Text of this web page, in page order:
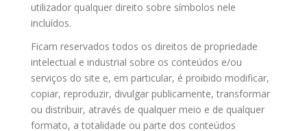
utilizador qualquer direito sobre símbolos nele
incluídos.
Ficam reservados todos os direitos de propriedade
intelectual e industrial sobre os conteúdos e/ou
serviços do site e, em particular, é proibido modificar,
copiar, reproduzir, divulgar publicamente, transformar
ou distribuir, através de qualquer meio e de qualquer
formato, a totalidade ou parte dos conteúdos